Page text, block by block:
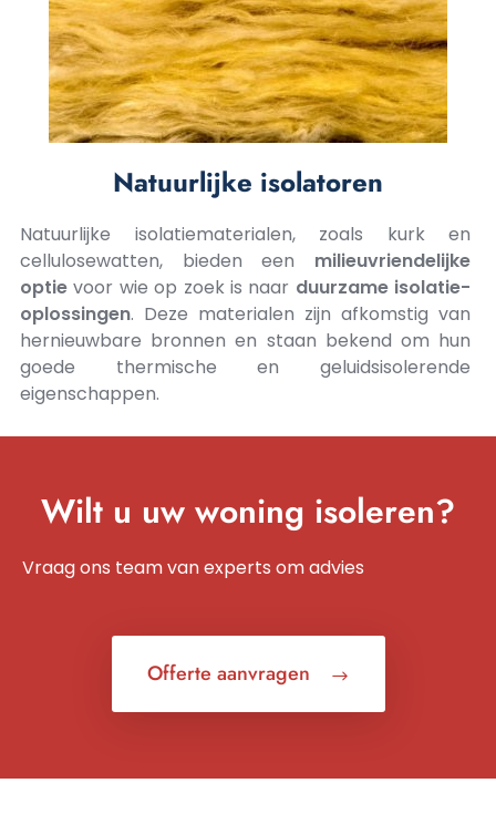
Natuurlijke isolatoren
Natuurlijke isolatiematerialen, zoals kurk en
cellulosewatten, bieden een milieuvriendelijke
optie voor wie op zoek is naar duurzame isolatie-
oplossingen. Deze materialen zijn afkomstig van
hernieuwbare bronnen en staan bekend om hun
goede thermische en geluidsisolerende
eigenschappen.
Wilt u uw woning isoleren?
Vraag ons team van experts om advies
Offerte aanvragen